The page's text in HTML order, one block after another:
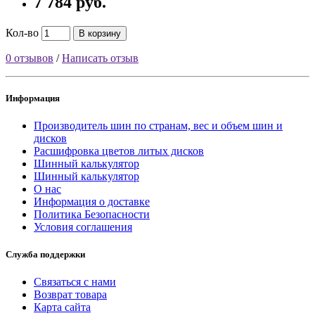
Кол-во В корзину
0 отзывов /Написать отзыв
Информация
Производитель шин по странам, вес и объем шин и
дисков
Расшифровка цветов литых дисков
Шинный калькулятор
Шинный калькулятор
О нас
Информация о доставке
Политика Безопасности
Условия соглашения
Служба поддержки
Связаться с нами
Возврат товара
Карта сайта